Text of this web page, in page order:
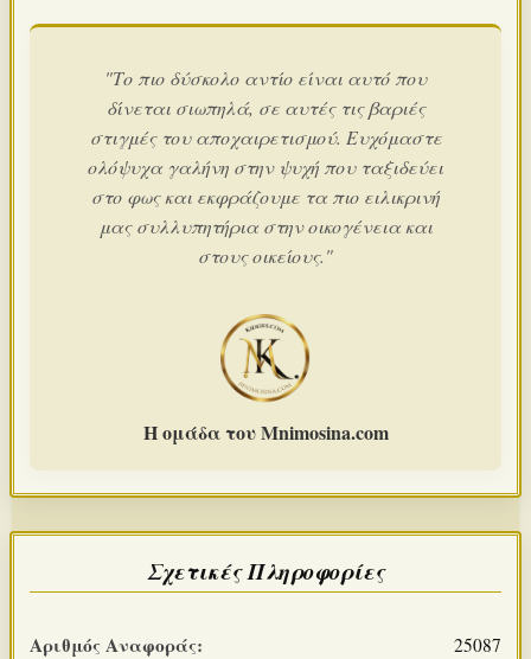
"Το πιο δύσκολο αντίο είναι αυτό που
δίνεται σιωπηλά, σε αυτές τις βαριές
στιγμές του αποχαιρετισμού. Ευχόμαστε
ολόψυχα γαλήνη στην ψυχή που ταξιδεύει
στο φως και εκφράζουμε τα πιο ειλικρινή
μας συλλυπητήρια στην οικογένεια και
στους οικείους."
Η ομάδα του Mnimosina.com
Σχετικές Πληροφορίες
Αριθμός Αναφοράς: 25087